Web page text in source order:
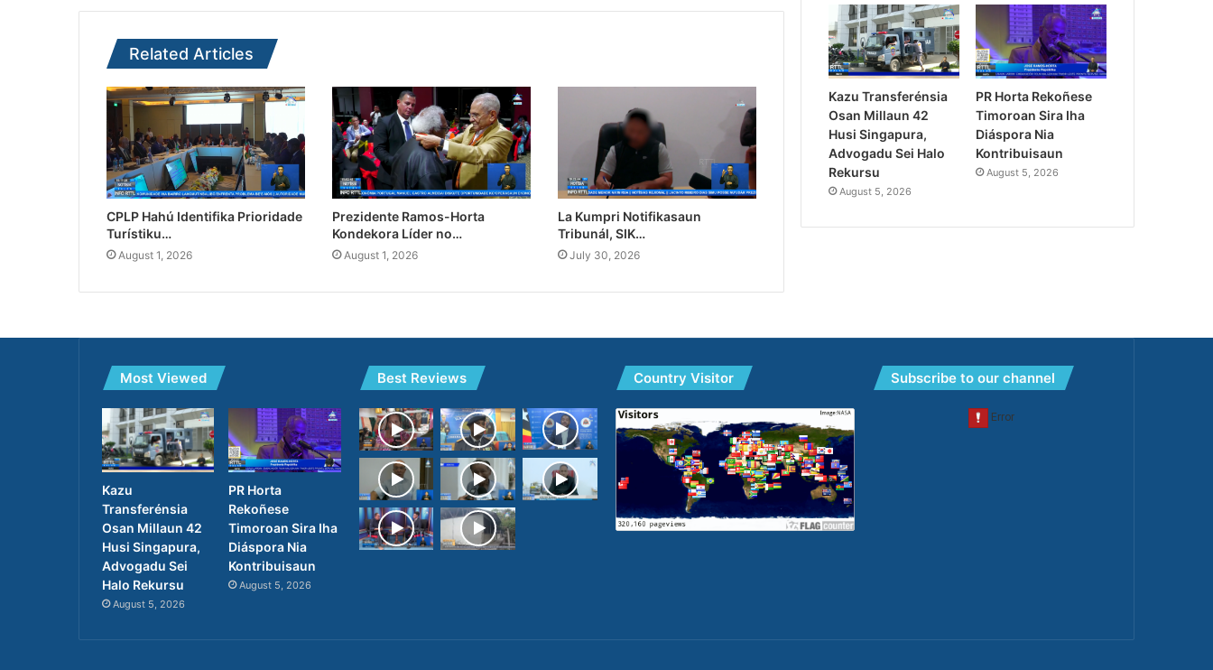
Related Articles
CPLP Hahú Identifika Prioridade
Turístiku…
August 1, 2026
Prezidente Ramos-Horta
Kondekora Líder no…
August 1, 2026
La Kumpri Notifikasaun
Tribunál, SIK…
July 30, 2026
Kazu Transferénsia
Osan Millaun 42
Husi Singapura,
Advogadu Sei Halo
Rekursu
August 5, 2026
PR Horta Rekoñese
Timoroan Sira Iha
Diáspora Nia
Kontribuisaun
August 5, 2026
Most Viewed
Kazu
Transferénsia
Osan Millaun 42
Husi Singapura,
Advogadu Sei
Halo Rekursu
August 5, 2026
PR Horta
Rekoñese
Timoroan Sira Iha
Diáspora Nia
Kontribuisaun
August 5, 2026
Best Reviews Country Visitor Subscribe to our channel